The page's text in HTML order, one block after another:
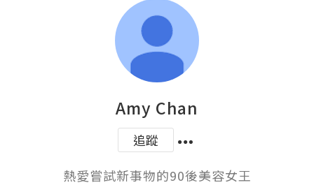
Amy Chan
追蹤
熱愛嘗試新事物的90後美容女王